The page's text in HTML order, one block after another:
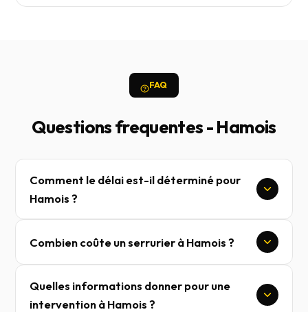
FAQ
Questions frequentes - Hamois
Comment le délai est-il déterminé pour
Hamois ?
Combien coûte un serrurier à Hamois ?
Quelles informations donner pour une
intervention à Hamois ?